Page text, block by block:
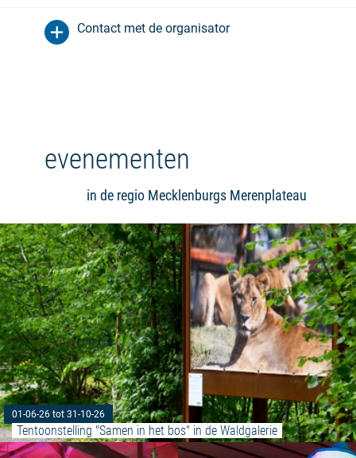
Contact met de organisator
evenementen
in de regio Mecklenburgs Merenplateau
01-06-26 tot 31-10-26
Tentoonstelling "Samen in het bos" in de Waldgalerie
Meer lezen: "Dansen in de